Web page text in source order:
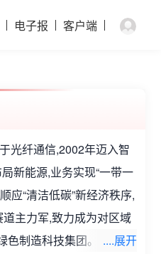
电子报 客户端
光纤通信,2002年迈入智
新能源,业务实现“一带一
应“清洁低碳”新经济秩序,
道主力军,致力成为对区域
色制造科技集团。公司主
....展开